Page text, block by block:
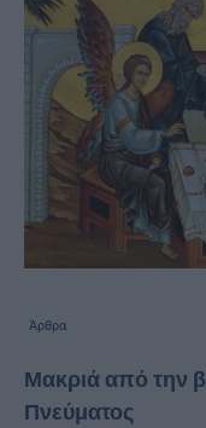
Άρθρα
Μακριά από την
Πνεύματος